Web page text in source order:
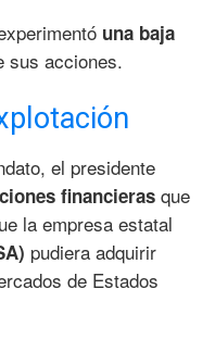
una baja
sus acciones.
el presidente
financieras que
la empresa estatal
pudiera adquirir
de Estados